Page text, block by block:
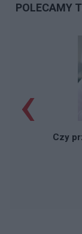
POLECAMY
Czy
‹